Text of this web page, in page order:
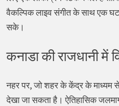
वैकल्पिक लाइव संगीत के साथ एक
सके।
कनाडा की राजधानी में
नहर पर, जो शहर के केंद्र के माध्यम से
देखा जा सकता है। ऐतिहासिक